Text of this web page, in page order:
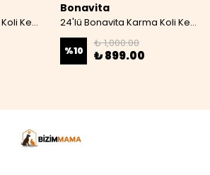
24'lü Bonavita Karma Koli Kedi Mamaları 07
Bonavita
24'lü Bonavita Karma Koli Kedi Maması 08
%10
₺ 1,000.00
₺ 899.00